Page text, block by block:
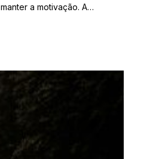
a motivação. A
que outro […]